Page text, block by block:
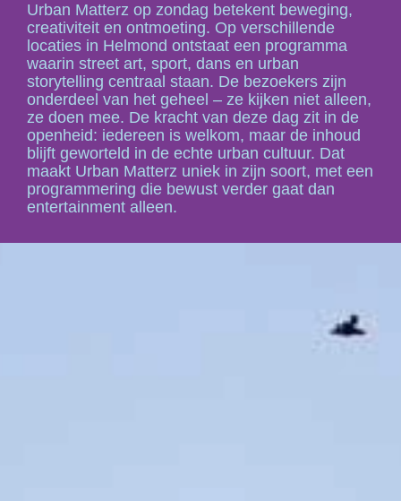
Urban Matterz op zondag betekent beweging,
creativiteit en ontmoeting. Op verschillende
locaties in Helmond ontstaat een programma
waarin street art, sport, dans en urban
storytelling centraal staan. De bezoekers zijn
onderdeel van het geheel – ze kijken niet alleen,
ze doen mee. De kracht van deze dag zit in de
openheid: iedereen is welkom, maar de inhoud
blijft geworteld in de echte urban cultuur. Dat
maakt Urban Matterz uniek in zijn soort, met een
programmering die bewust verder gaat dan
entertainment alleen.